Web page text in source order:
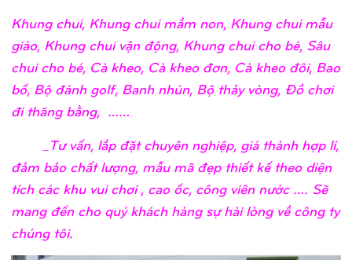
Khung chui, Khung chui mầm non, Khung chui mẫu
giáo, Khung chui vận động, Khung chui cho bé, Sâu
chui cho bé, Cà kheo, Cà kheo đơn, Cà kheo đôi, Bao
bố, Bộ đánh golf, Banh nhún, Bộ thảy vòng, Đồ chơi
đi thăng bằng, ……
_Tư vấn, lắp đặt chuyên nghiệp, giá thành hợp lí,
đảm bảo chất lượng, mẫu mã đẹp thiết kế theo diện
tích các khu vui chơi , cao ốc, công viên nước …. Sẽ
mang đến cho quý khách hàng sự hài lòng về công ty
chúng tôi.